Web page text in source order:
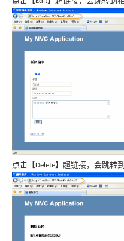
点击【Delete】超链接，会跳转